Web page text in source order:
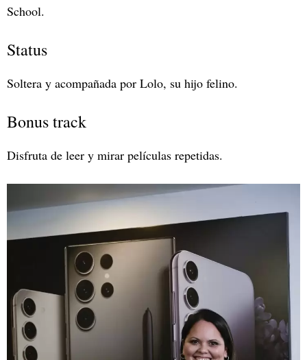
School.
Status
Soltera y acompañada por Lolo, su hijo felino.
Bonus track
Disfruta de leer y mirar películas repetidas.